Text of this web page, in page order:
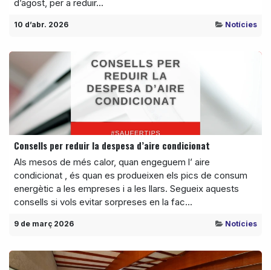
d’agost, per a reduir...
10 d’abr. 2026 Notícies
Consells per reduir la despesa d’aire condicionat
Als mesos de més calor, quan engeguem l’ aire
condicionat , és quan es produeixen els pics de consum
energètic a les empreses i a les llars. Segueix aquests
consells si vols evitar sorpreses en la fac...
9 de març 2026 Notícies